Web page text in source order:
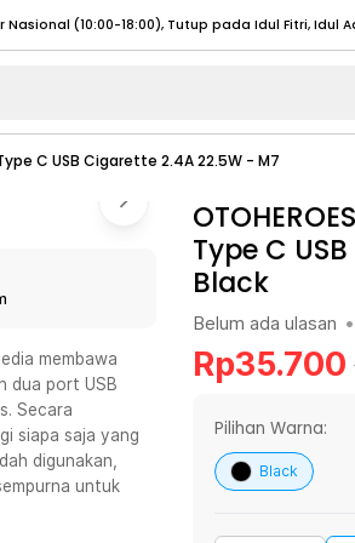
Minggu (08:00 - 20:00), Tutup pada Idul Fitri
Libur Nasional (08:00 - 17:00) Selengkapnya
Libur Nasional (08:00 - 17:00) Selengkapnya
Nasional (12:00-20:00), Tutup pada Idul Fitri
(12:00-20:00), Tutup pada Idul Fitri
Minggu (08:00 - 20:00), Tutup pada Idul Fitri
Libur Nasional (08:00 - 17:00) Selengkapnya
Libur Nasional (08:00 - 17:00)
C USB Cigarette 2.4A 22.5W - M7
membawa
dua port USB
Secara
siapa saja yang
digunakan,
untuk
Type C
Black
Belum ada ulasan •
Rp35.700
Pilihan Warna:
Black